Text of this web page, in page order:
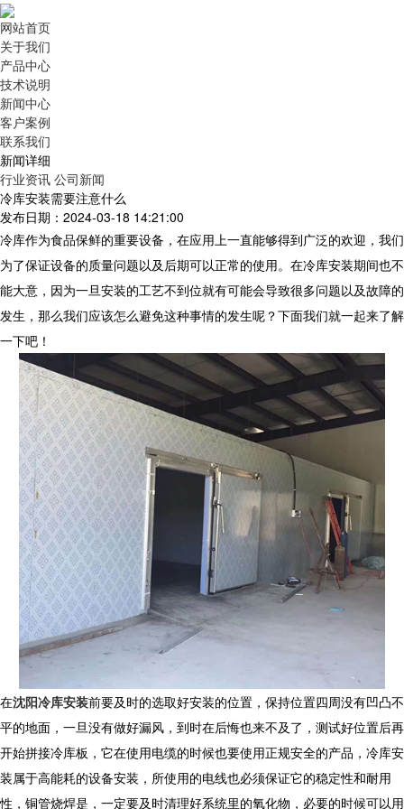
网站首页
关于我们
产品中心
技术说明
新闻中心
客户案例
联系我们
新闻详细
行业资讯 公司新闻
冷库安装需要注意什么
发布日期：2024-03-18 14:21:00
冷库作为食品保鲜的重要设备，在应用上一直能够得到广泛的欢迎，我们
为了保证设备的质量问题以及后期可以正常的使用。在冷库安装期间也不
能大意，因为一旦安装的工艺不到位就有可能会导致很多问题以及故障的
发生，那么我们应该怎么避免这种事情的发生呢？下面我们就一起来了解
一下吧！
在沈阳冷库安装前要及时的选取好安装的位置，保持位置四周没有凹凸不
平的地面，一旦没有做好漏风，到时在后悔也来不及了，测试好位置后再
开始拼接冷库板，它在使用电缆的时候也要使用正规安全的产品，冷库安
装属于高能耗的设备安装，所使用的电线也必须保证它的稳定性和耐用
性，铜管烧焊是，一定要及时清理好系统里的氧化物，必要的时候可以用